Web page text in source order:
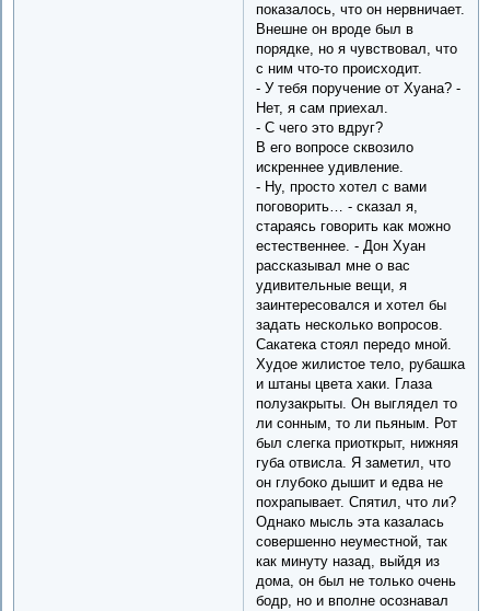
показалось, что он нервничает.
Внешне он вроде был в
порядке, но я чувствовал, что
с ним что-то происходит.
- У тебя поручение от Хуана? -
Нет, я сам приехал.
- С чего это вдруг?
В его вопросе сквозило
искреннее удивление.
- Ну, просто хотел с вами
поговорить… - сказал я,
стараясь говорить как можно
естественнее. - Дон Хуан
рассказывал мне о вас
удивительные вещи, я
заинтересовался и хотел бы
задать несколько вопросов.
Сакатека стоял передо мной.
Худое жилистое тело, рубашка
и штаны цвета хаки. Глаза
полузакрыты. Он выглядел то
ли сонным, то ли пьяным. Рот
был слегка приоткрыт, нижняя
губа отвисла. Я заметил, что
он глубоко дышит и едва не
похрапывает. Спятил, что ли?
Однако мысль эта казалась
совершенно неуместной, так
как минуту назад, выйдя из
дома, он был не только очень
бодр, но и вполне осознавал